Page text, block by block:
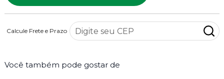
Calcule Frete e Prazo
Você também pode gostar de